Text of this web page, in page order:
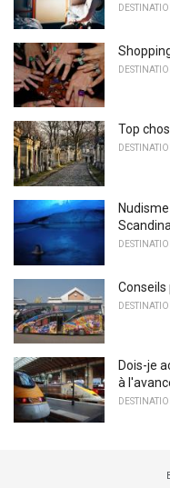
Top
Conseils
Dois-je
à